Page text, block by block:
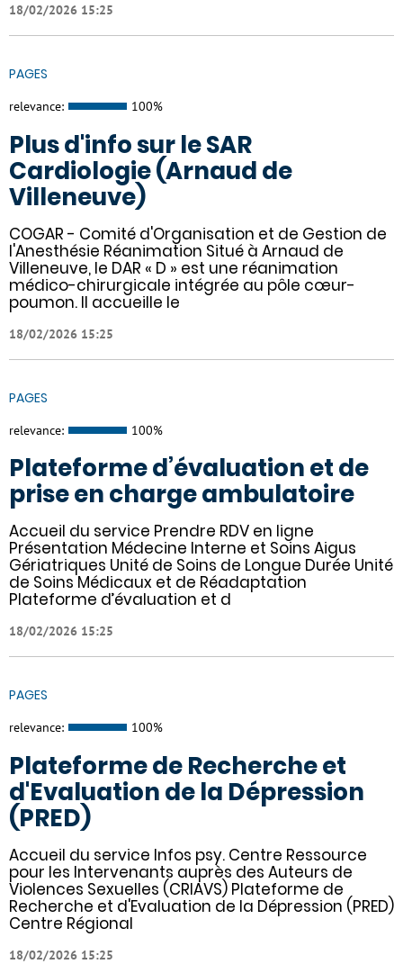
18/02/2026 15:25
PAGES
relevance: 100%
Plus d'info sur le SAR
Cardiologie (Arnaud de
Villeneuve)
COGAR - Comité d'Organisation et de Gestion de
l'Anesthésie Réanimation Situé à Arnaud de
Villeneuve, le DAR « D » est une réanimation
médico-chirurgicale intégrée au pôle cœur-
poumon. Il accueille le
18/02/2026 15:25
PAGES
relevance: 100%
Plateforme d’évaluation et de
prise en charge ambulatoire
Accueil du service Prendre RDV en ligne
Présentation Médecine Interne et Soins Aigus
Gériatriques Unité de Soins de Longue Durée Unité
de Soins Médicaux et de Réadaptation
Plateforme d’évaluation et d
18/02/2026 15:25
PAGES
relevance: 100%
Plateforme de Recherche et
d'Evaluation de la Dépression
(PRED)
Accueil du service Infos psy. Centre Ressource
pour les Intervenants auprès des Auteurs de
Violences Sexuelles (CRIAVS) Plateforme de
Recherche et d'Evaluation de la Dépression (PRED)
Centre Régional
18/02/2026 15:25